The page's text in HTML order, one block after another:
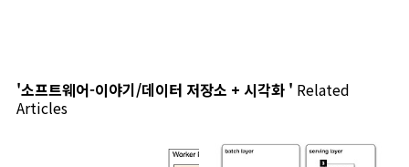
'소프트웨어-이야기/데이터 저장소 + 시각화 ' Related
Articles